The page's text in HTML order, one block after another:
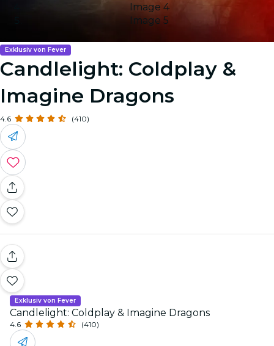
Image 4
Image 5
Exklusiv von Fever
Candlelight: Coldplay &
Imagine Dragons
4.6 (410)
Exklusiv von Fever
Candlelight: Coldplay & Imagine Dragons
4.6 (410)